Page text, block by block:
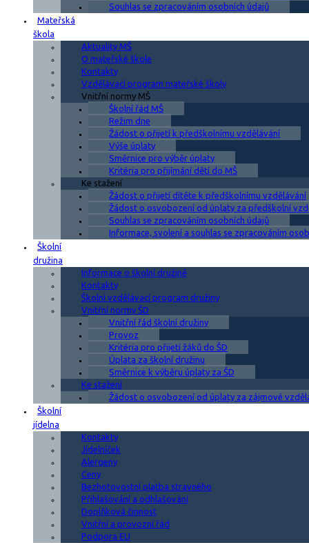
Souhlas se zpracováním osobních údajů
Mateřská
škola
Aktuality MŠ
O mateřské škole
Kontakty
Vzdělávací program mateřské školy
Vnitřní normy MŠ
Školní řád MŠ
Režim dne
Žádost o přijetí k předškolnímu vzdělávání
Výše úplaty
Směrnice pro výběr úplaty
Kritéria pro přijímání dětí do MŠ
Ke stažení
Žádost o přijetí dítěte k předškolnímu vzdělávání
Žádost o osvobození od úplaty za předškolní
Souhlas se zpracováním osobních údajů
Informace, svolení a souhlas se zpracováním
Školní
družina
Informace o školní družině
Kontakty
Školní vzdělávací program družiny
Vnitřní normy ŠD
Vnitřní řád školní družiny
Provoz
Kritéria pro přijetí žáků do ŠD
Úplata za školní družinu
Směrnice k výběru úplaty za ŠD
Ke stažení
Žádost o osvobození od úplaty za zájmové
Školní
jídelna
Kontakty
Jídelníček
Alergeny
Ceny
Bezhotovostní platba stravného
Přihlašování a odhlašování
Doplňková činnost
Vnitřní a provozní řád
Podpora EU